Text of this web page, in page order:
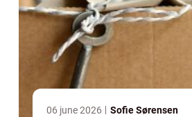
06 june 2026 Sofie Sørensen